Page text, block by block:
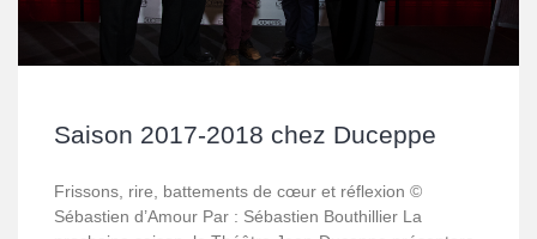
Saison 2017-2018 chez Duceppe
Frissons, rire, battements de cœur et réflexion ©
Sébastien d’Amour Par : Sébastien Bouthillier La